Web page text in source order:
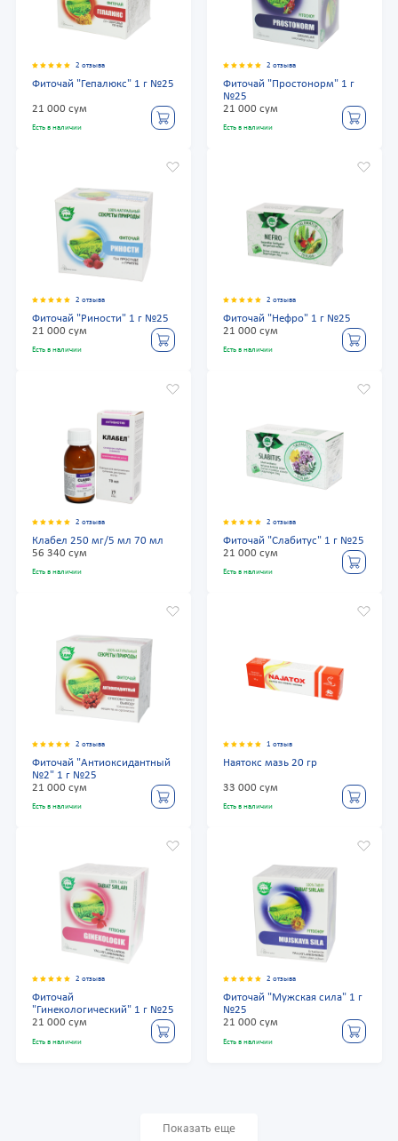
2 отзыва
Фиточай "Гепалюкс" 1 г №25
21 000 сум
Есть в наличии
2 отзыва
Фиточай "Простонорм" 1 г
№25
21 000 сум
Есть в наличии
2 отзыва
Фиточай "Риности" 1 г №25
21 000 сум
Есть в наличии
2 отзыва
Фиточай "Нефро" 1 г №25
21 000 сум
Есть в наличии
2 отзыва
Клабел 250 мг/5 мл 70 мл
56 340 сум
Есть в наличии
2 отзыва
Фиточай "Слабитус" 1 г №25
21 000 сум
Есть в наличии
2 отзыва
Фиточай "Антиоксидантный
№2" 1 г №25
21 000 сум
Есть в наличии
1 отзыв
Наятокс мазь 20 гр
33 000 сум
Есть в наличии
2 отзыва
Фиточай
"Гинекологический" 1 г №25
21 000 сум
Есть в наличии
2 отзыва
Фиточай "Мужская сила" 1 г
№25
21 000 сум
Есть в наличии
Показать еще